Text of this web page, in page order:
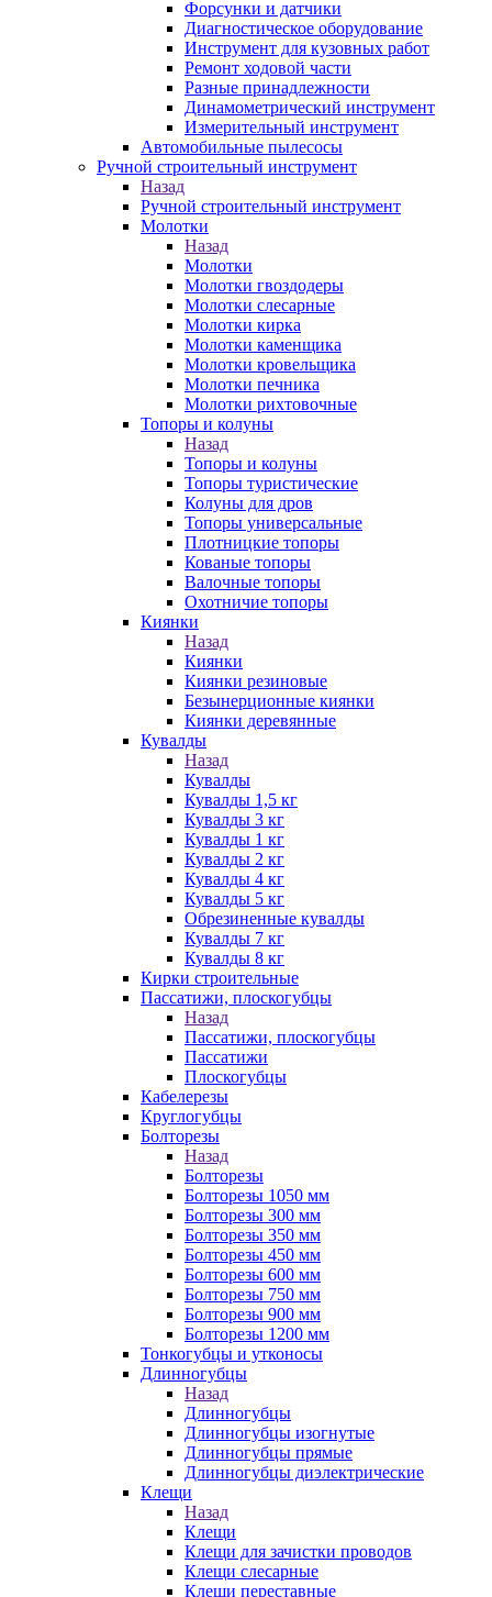
Форсунки и датчики
Диагностическое оборудование
Инструмент для кузовных работ
Ремонт ходовой части
Разные принадлежности
Динамометрический инструмент
Измерительный инструмент
Автомобильные пылесосы
Ручной строительный инструмент
Назад
Ручной строительный инструмент
Молотки
Назад
Молотки
Молотки гвоздодеры
Молотки слесарные
Молотки кирка
Молотки каменщика
Молотки кровельщика
Молотки печника
Молотки рихтовочные
Топоры и колуны
Назад
Топоры и колуны
Топоры туристические
Колуны для дров
Топоры универсальные
Плотницкие топоры
Кованые топоры
Валочные топоры
Охотничие топоры
Киянки
Назад
Киянки
Киянки резиновые
Безынерционные киянки
Киянки деревянные
Кувалды
Назад
Кувалды
Кувалды 1,5 кг
Кувалды 3 кг
Кувалды 1 кг
Кувалды 2 кг
Кувалды 4 кг
Кувалды 5 кг
Обрезиненные кувалды
Кувалды 7 кг
Кувалды 8 кг
Кирки строительные
Пассатижи, плоскогубцы
Назад
Пассатижи, плоскогубцы
Пассатижи
Плоскогубцы
Кабелерезы
Круглогубцы
Болторезы
Назад
Болторезы
Болторезы 1050 мм
Болторезы 300 мм
Болторезы 350 мм
Болторезы 450 мм
Болторезы 600 мм
Болторезы 750 мм
Болторезы 900 мм
Болторезы 1200 мм
Тонкогубцы и утконосы
Длинногубцы
Назад
Длинногубцы
Длинногубцы изогнутые
Длинногубцы прямые
Длинногубцы диэлектрические
Клещи
Назад
Клещи
Клещи для зачистки проводов
Клещи слесарные
Клещи переставные